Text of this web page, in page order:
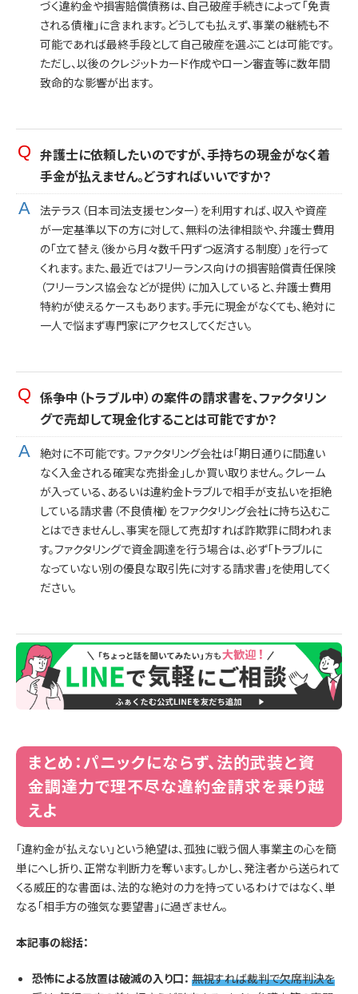
づく違約金や損害賠償債務は、自己破産手続きによって「免責
される債権」に含まれます。どうしても払えず、事業の継続も不
可能であれば最終手段として自己破産を選ぶことは可能です。
ただし、以後のクレジットカード作成やローン審査等に数年間
致命的な影響が出ます。
弁護士に依頼したいのですが、手持ちの現金がなく着
手金が払えません。どうすればいいですか？
法テラス（日本司法支援センター）を利用すれば、収入や資産
が一定基準以下の方に対して、無料の法律相談や、弁護士費用
の「立て替え（後から月々数千円ずつ返済する制度）」を行って
くれます。また、最近ではフリーランス向けの損害賠償責任保険
（フリーランス協会などが提供）に加入していると、弁護士費用
特約が使えるケースもあります。手元に現金がなくても、絶対に
一人で悩まず専門家にアクセスしてください。
係争中（トラブル中）の案件の請求書を、ファクタリン
グで売却して現金化することは可能ですか？
絶対に不可能です。 ファクタリング会社は「期日通りに間違い
なく入金される確実な売掛金」しか買い取りません。クレーム
が入っている、あるいは違約金トラブルで相手が支払いを拒絶
している請求書（不良債権）をファクタリング会社に持ち込むこ
とはできませんし、事実を隠して売却すれば詐欺罪に問われま
す。ファクタリングで資金調達を行う場合は、必ず「トラブルに
なっていない別の優良な取引先に対する請求書」を使用してく
ださい。
まとめ：パニックにならず、法的武装と資
金調達力で理不尽な違約金請求を乗り越
えよ
「違約金が払えない」という絶望は、孤独に戦う個人事業主の心を簡
単にへし折り、正常な判断力を奪います。しかし、発注者から送られて
くる威圧的な書面は、法的な絶対の力を持っているわけではなく、単
なる「相手方の強気な要望書」に過ぎません。
本記事の総括：
恐怖による放置は破滅の入り口： 無視すれば裁判で欠席判決を